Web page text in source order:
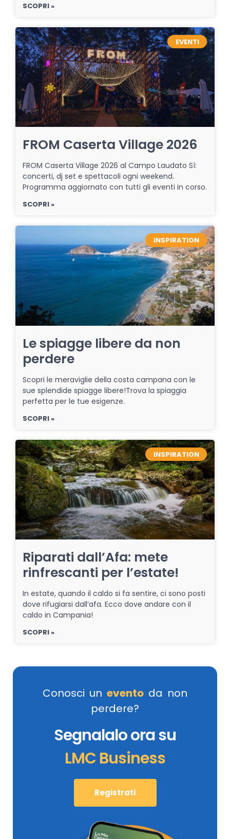
SCOPRI »
EVENTI
FROM Caserta Village 2026
FROM Caserta Village 2026 al Campo Laudato Sì:
concerti, dj set e spettacoli ogni weekend.
Programma aggiornato con tutti gli eventi in corso.
SCOPRI »
INSPIRATION
Le spiagge libere da non
perdere
Scopri le meraviglie della costa campana con le
sue splendide spiagge libere!Trova la spiaggia
perfetta per le tue esigenze.
SCOPRI »
INSPIRATION
Riparati dall’Afa: mete
rinfrescanti per l’estate!
In estate, quando il caldo si fa sentire, ci sono posti
dove rifugiarsi dall’afa. Ecco dove andare con il
caldo in Campania!
SCOPRI »
Conosci un evento da non
perdere?
Segnalalo ora su
LMC Business
Registrati